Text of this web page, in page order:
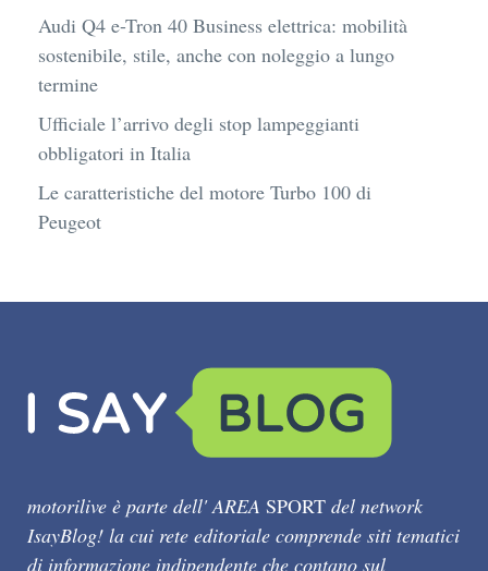
Audi Q4 e-Tron 40 Business elettrica: mobilità
sostenibile, stile, anche con noleggio a lungo
termine
Ufficiale l’arrivo degli stop lampeggianti
obbligatori in Italia
Le caratteristiche del motore Turbo 100 di
Peugeot
motorilive è parte dell' AREA SPORT del network
IsayBlog! la cui rete editoriale comprende siti tematici
di informazione indipendente che contano sul